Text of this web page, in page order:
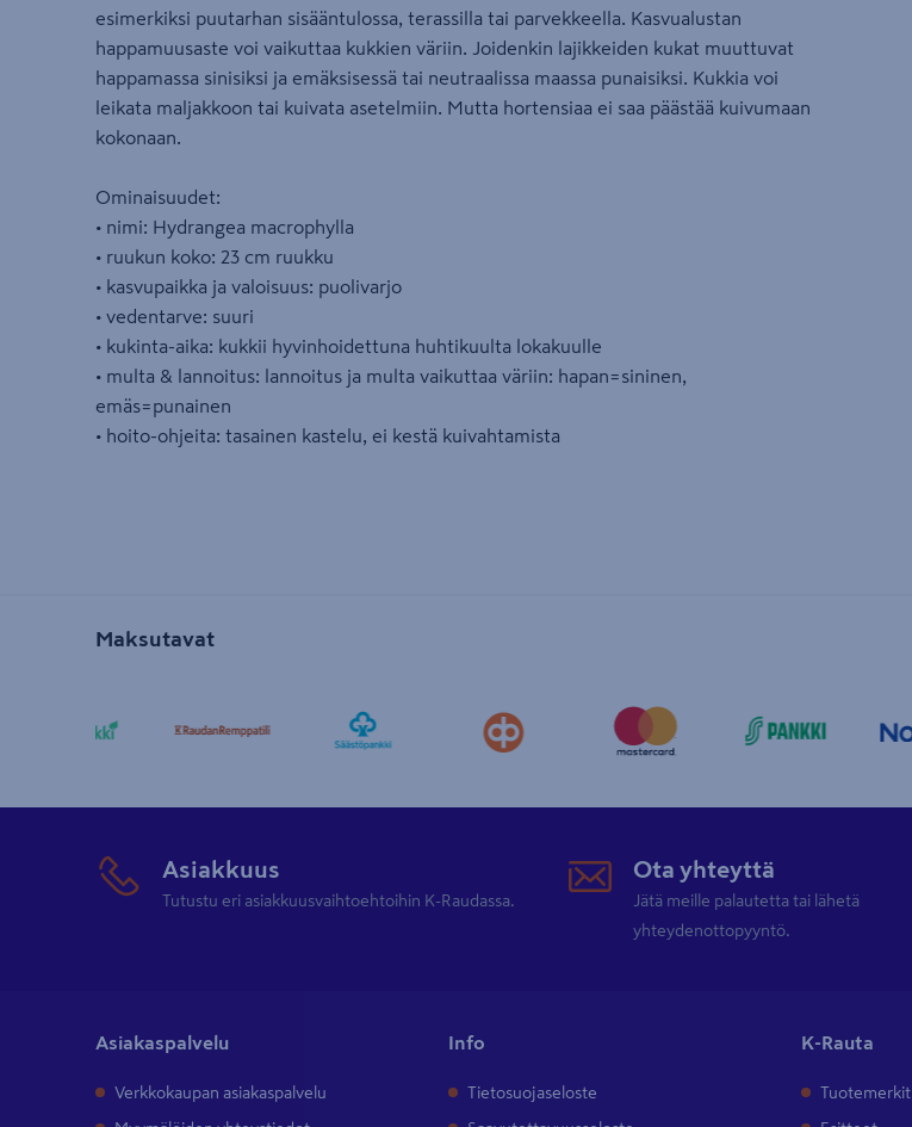
esimerkiksi puutarhan sisääntulossa, terassilla tai parvekkeella. Kasvualustan
happamuusaste voi vaikuttaa kukkien väriin. Joidenkin lajikkeiden kukat muuttuvat
happamassa sinisiksi ja emäksisessä tai neutraalissa maassa punaisiksi. Kukkia voi
leikata maljakkoon tai kuivata asetelmiin. Mutta hortensiaa ei saa päästää kuivumaan
kokonaan.
Ominaisuudet:
• nimi: Hydrangea macrophylla
• ruukun koko: 23 cm ruukku
• kasvupaikka ja valoisuus: puolivarjo
• vedentarve: suuri
• kukinta-aika: kukkii hyvinhoidettuna huhtikuulta lokakuulle
• multa & lannoitus: lannoitus ja multa vaikuttaa väriin: hapan=sininen,
emäs=punainen
• hoito-ohjeita: tasainen kastelu, ei kestä kuivahtamista
Maksutavat
Asiakkuus
Tutustu eri asiakkuusvaihtoehtoihin K-Raudassa.
Ota yhteyttä
Jätä meille palautetta tai lähetä
yhteydenottopyyntö.
Asiakaspalvelu
Verkkokaupan asiakaspalvelu
Info
Tietosuojaseloste
K-Rauta
Tuotemerkit